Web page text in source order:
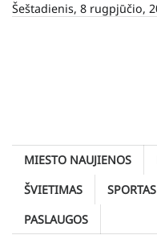
SkipŠeštadienis, 8 rugpjūčio,
MIESTO NAUJIENOS
ŠVIETIMAS
SPORTAS
PASLAUGOS